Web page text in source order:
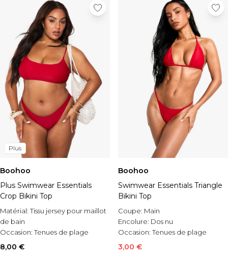
Plus
Boohoo
Plus Swimwear Essentials
Crop Bikini Top
Matérial:Tissu jersey pour maillot
de bain
Occasion:Tenues de plage
Style:
Haut de maillot
8,00 €
Boohoo
Swimwear Essentials Triangle
Bikini Top
Coupe: Main
Encolure: Dos nu
Occasion:Tenues de plage
3,00 €